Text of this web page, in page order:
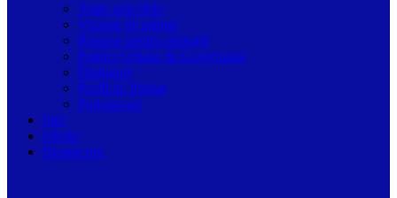
Toate articolele
Viziune de primar
Resurse pentru primarii
Politici Urbane & Guvernanta
Dialoguri
Profil de Primar
Podcast-uri
Stiri
Oferte
Despre noi